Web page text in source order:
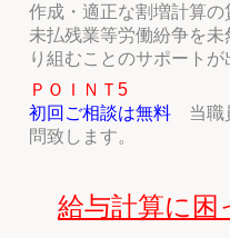
作成・適正な割増計算の
未払残業等労働紛争を
り組むことのサポートが
ＰＯＩＮＴ5
初回ご相談は無料
当職
問致します。
給与計算に困